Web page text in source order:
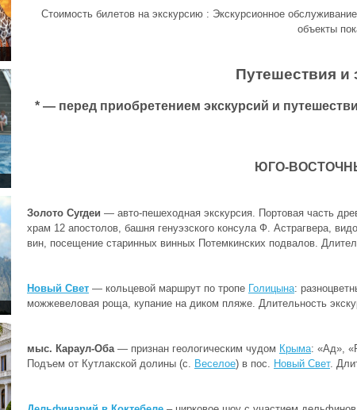
Стоимость билетов на экскурсию : Экскурсионное
объекты
Путешествия и
* — перед приобретением экскурсий и
ЮГО-
Золото Сугдеи — авто-пешеходная экскурсия. Портовая часть
храм 12 апостолов, башня генуэзского консула Ф. Астрагвера,
вин, посещение старинных винных Потемкинских подвалов.
Новый Свет — кольцевой маршрут по тропе Голицына:
можжевеловая роща, купание на диком пляже. Длительность
мыс. Караул-Оба— признан геологическим чудом Крыма: «Ад»,
Подъем от Кутлакской долины (с. Веселое) в пос. Новый Свет.